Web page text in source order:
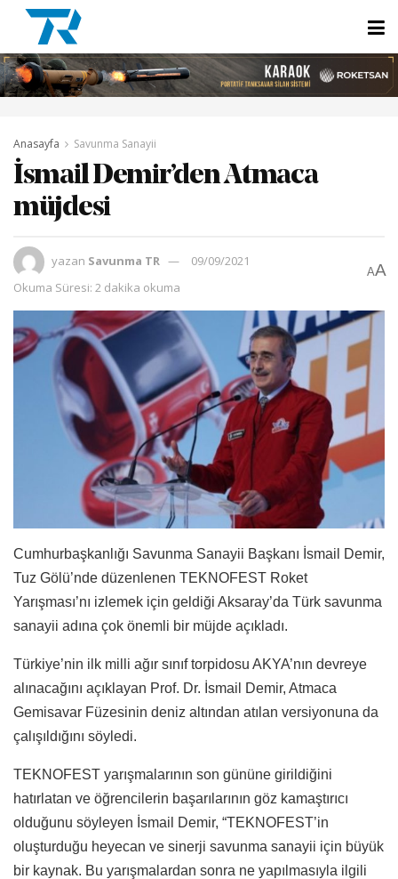
Anasayfa Savunma Sanayii
İsmail Demir’den Atmaca
müjdesi
yazan Savunma TR
09/09/2021
Okuma Süresi: 2 dakika okuma
AA
Cumhurbaşkanlığı Savunma Sanayii Başkanı İsmail Demir,
Tuz Gölü’nde düzenlenen TEKNOFEST Roket
Yarışması’nı izlemek için geldiği Aksaray’da Türk savunma
sanayii adına çok önemli bir müjde açıkladı.
Türkiye’nin ilk milli ağır sınıf torpidosu AKYA’nın devreye
alınacağını açıklayan Prof. Dr. İsmail Demir, Atmaca
Gemisavar Füzesinin deniz altından atılan versiyonuna da
çalışıldığını söyledi.
TEKNOFEST yarışmalarının son gününe girildiğini
hatırlatan ve öğrencilerin başarılarının göz kamaştırıcı
olduğunu söyleyen İsmail Demir, “TEKNOFEST’in
oluşturduğu heyecan ve sinerji savunma sanayii için büyük
bir kaynak. Bu yarışmalardan sonra ne yapılmasıyla ilgili